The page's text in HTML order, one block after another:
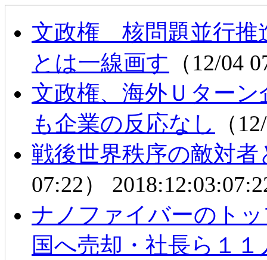
文政権 核問題並行推
とは一線画す （12/04
文政権、海外Ｕター
も企業の反応なし
（
戦後世界秩序の敵対
07:22）
ナノファイバーのト
国へ売却・社長ら１